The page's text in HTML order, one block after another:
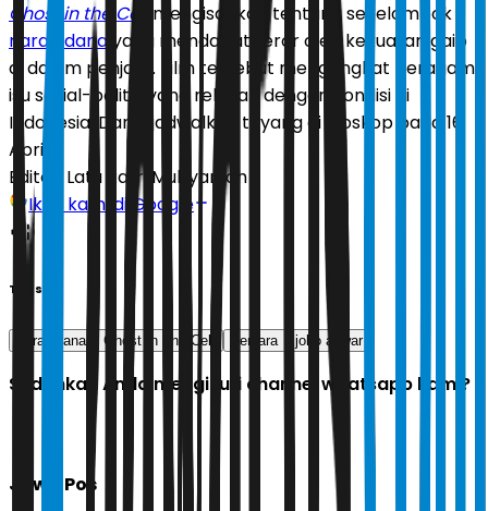
Ghost in the Cell
mengisahkan tentang sekelompok
narapidana yang mendapat teror oleh kekuatan gaib
di dalam penjara. Film tersebut mengangkat beragam
isu sosial-politik yang relevan dengan kondisi di
Indonesia. Dan dijadwalkan tayang di bioskop pada 16
April.
Editor: Latu Ratri Mubyarsah
Ikuti kami di Google
Tags
narapidana Ghost In The Cell penjara joko anwar
Sudahkah Anda mengikuti channel whatsapp kami?
Jawa Pos